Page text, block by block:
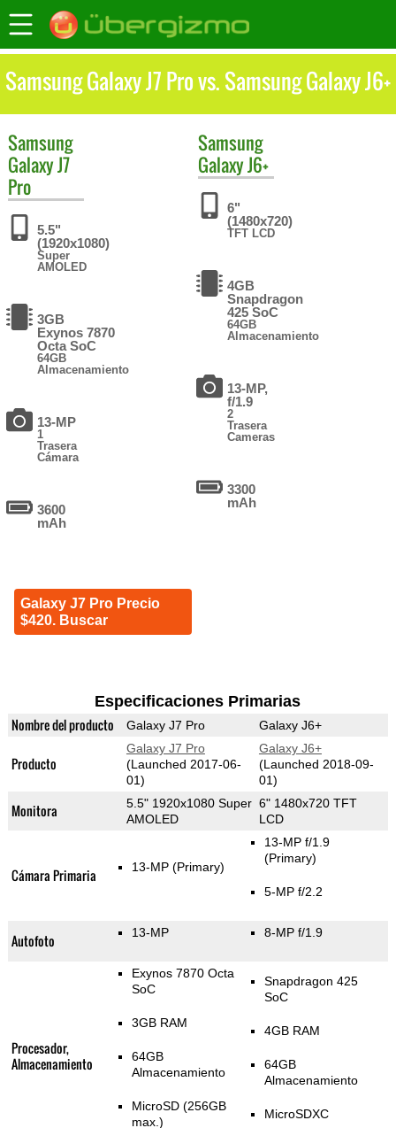
Samsung Galaxy J7 Pro vs. Samsung Galaxy J6+
Samsung
Galaxy J7
Pro
5.5"
(1920x1080)
Super
AMOLED
3GB
Exynos 7870
Octa SoC
64GB
Almacenamiento
13-MP
1
Trasera
Cámara
3600
mAh
Galaxy J7 Pro Precio
$420. Buscar
Samsung
Galaxy J6+
6"
(1480x720)
TFT LCD
4GB
Snapdragon
425 SoC
64GB
Almacenamiento
13-MP,
f/1.9
2
Trasera
Cameras
3300
mAh
Especificaciones Primarias
Nombre del producto Galaxy J7 Pro Galaxy J6+
Producto
Galaxy J7 Pro
(Launched 2017-06-
01)
Galaxy J6+
(Launched 2018-09-
01)
Monitora
5.5" 1920x1080 Super
AMOLED
6" 1480x720 TFT
LCD
Cámara Primaria 13-MP (Primary)
13-MP f/1.9
(Primary)
5-MP f/2.2
Autofoto 13-MP 8-MP f/1.9
Procesador,
Almacenamiento
Exynos 7870 Octa
SoC
3GB RAM
64GB
Almacenamiento
MicroSD (256GB
max.)
Snapdragon 425
SoC
4GB RAM
64GB
Almacenamiento
MicroSDXC